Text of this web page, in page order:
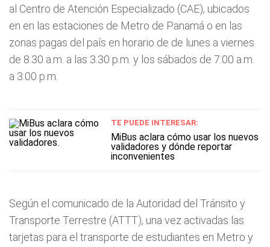
al Centro de Atención Especializado (CAE), ubicados
en en las estaciones de Metro de Panamá o en las
zonas pagas del país en horario de de lunes a viernes
de 8.30 a.m. a las 3.30 p.m. y los sábados de 7:00 a.m.
a 3:00 p.m.
TE PUEDE INTERESAR:
MiBus aclara cómo usar los nuevos
validadores y dónde reportar
inconvenientes
Según el comunicado de la Autoridad del Tránsito y
Transporte Terrestre (ATTT), una vez activadas las
tarjetas para el transporte de estudiantes en Metro y